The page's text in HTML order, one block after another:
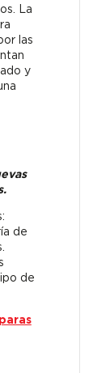
La
las
y
de
de